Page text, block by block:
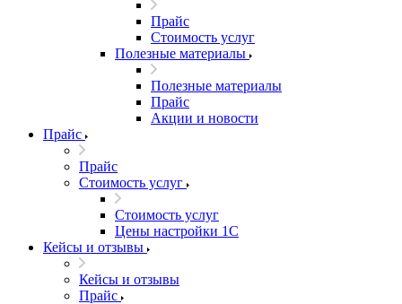
Прайс
Стоимость услуг
Полезные материалы
Полезные материалы
Прайс
Акции и новости
Прайс
Прайс
Стоимость услуг
Стоимость услуг
Цены настройки 1С
Кейсы и отзывы
Кейсы и отзывы
Прайс